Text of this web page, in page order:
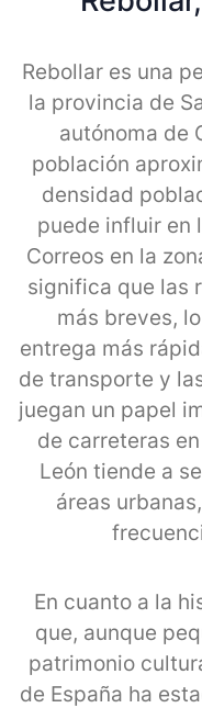
Rebollar es una
la provincia de
autónoma de
población
densidad
puede influir en
Correos en la
significa que las
más breves,
entrega más
de transporte y
juegan un papel
de carreteras
León tiende a
áreas
En cuanto a la
que, aunque
patrimonio
de España ha